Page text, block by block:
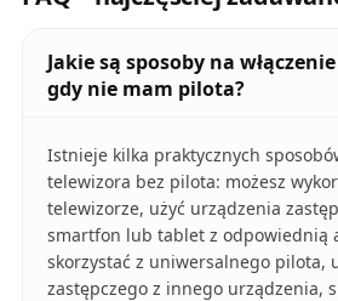
Jakie są sposoby na
gdy nie mam pilota?
Istnieje kilka praktycznych
telewizora bez pilota: możesz
telewizorze, użyć urządzenia
smartfon lub tablet z odpowiednią
skorzystać z uniwersalnego pilota,
zastępczego z innego urządzenia,